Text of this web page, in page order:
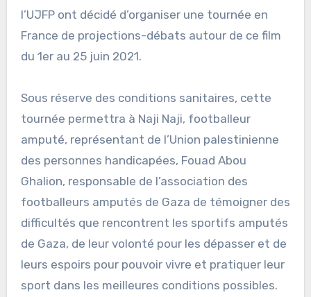
l’UJFP ont décidé d’organiser une tournée en
France de projections-débats autour de ce film
du 1er au 25 juin 2021.
Sous réserve des conditions sanitaires, cette
tournée permettra à Naji Naji, footballeur
amputé, représentant de l’Union palestinienne
des personnes handicapées, Fouad Abou
Ghalion, responsable de l’association des
footballeurs amputés de Gaza de témoigner des
difficultés que rencontrent les sportifs amputés
de Gaza, de leur volonté pour les dépasser et de
leurs espoirs pour pouvoir vivre et pratiquer leur
sport dans les meilleures conditions possibles.